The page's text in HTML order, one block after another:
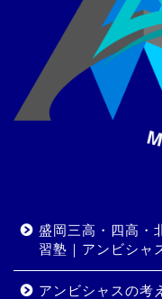
盛岡三高・四高・
習塾｜アンビシャ
アンビシャスの考